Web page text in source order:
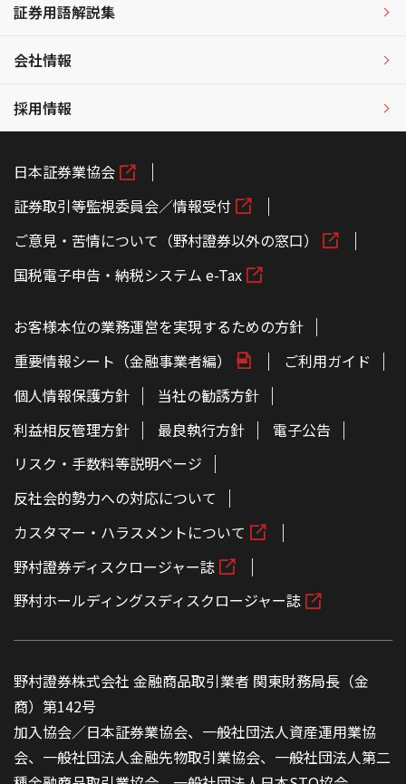
証券用語解説集
会社情報
採用情報
日本証券業協会
証券取引等監視委員会／情報受付
ご意見・苦情について（野村證券以外の窓口）
国税電子申告・納税システム e-Tax
お客様本位の業務運営を実現するための方針
重要情報シート（金融事業者編）
ご利用ガイド
個人情報保護方針
当社の勧誘方針
利益相反管理方針
最良執行方針
電子公告
リスク・手数料等説明ページ
反社会的勢力への対応について
カスタマー・ハラスメントについて
野村證券ディスクロージャー誌
野村ホールディングスディスクロージャー誌
野村證券株式会社 金融商品取引業者 関東財務局長（金
商）第142号
加入協会／日本証券業協会、一般社団法人資産運用業協
会、一般社団法人金融先物取引業協会、一般社団法人第二